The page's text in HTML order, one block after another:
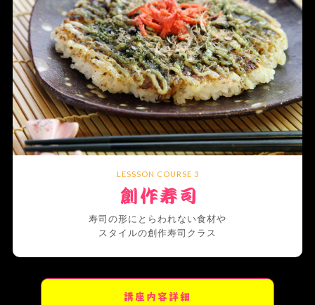
LESSSON COURSE 3
寿司の形にとらわれない食材や
スタイルの創作寿司クラス
講座内容詳細